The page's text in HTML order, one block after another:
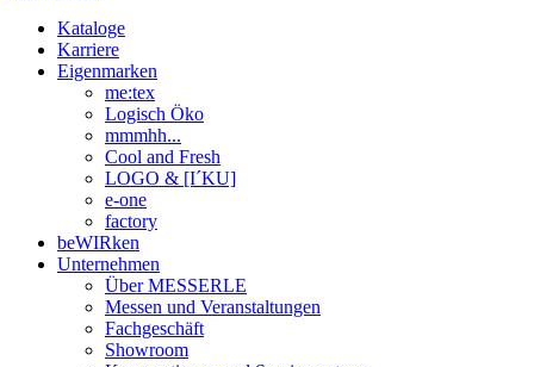
Kataloge
Karriere
Eigenmarken
me:tex
Logisch Öko
mmmhh...
Cool and Fresh
LOGO & [I´KU]
e-one
factory
beWIRken
Unternehmen
Über MESSERLE
Messen und Veranstaltungen
Fachgeschäft
Showroom